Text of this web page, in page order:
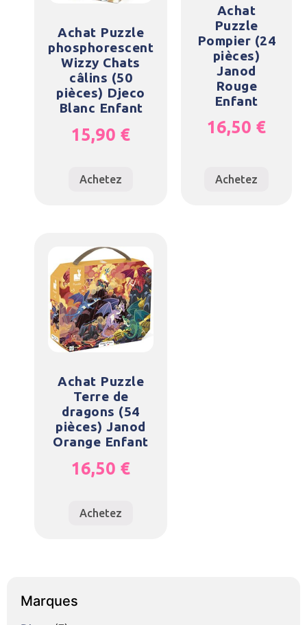
Achat Puzzle
phosphorescent
Wizzy Chats
câlins (50
pièces) Djeco
Blanc Enfant
15,90 €
Achetez
Achat
Puzzle
Pompier (24
pièces)
Janod
Rouge
Enfant
16,50 €
Achetez
Achat Puzzle
Terre de
dragons (54
pièces) Janod
Orange Enfant
16,50 €
Achetez
Marques